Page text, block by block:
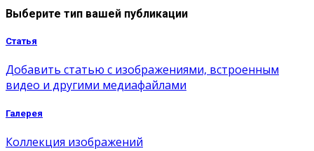
Выберите тип вашей публикации
Статья
Добавить статью с изображениями, встроенным
видео и другими медиафайлами
Галерея
Коллекция изображений